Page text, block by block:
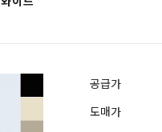
공급가
도매가